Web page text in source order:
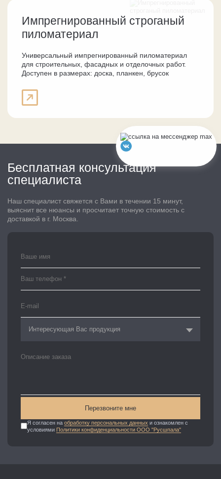
Импрегнированный строганый
пиломатериал
Универсальный импрегнированный пиломатериал
для строительных, фасадных и отделочных работ.
Доступен в размерах: доска, планкен, брусок
Бесплатная консультация
специалиста
Наш специалист свяжется с Вами в течении 15 минут,
выяснит все нюансы и просчитает точную стоимость с
доставкой в г. Москва.
Интересующая Вас продукция
Перезвоните мне
Я согласен на обработку персональных данных и ознакомлен с
условиями Политики конфиденциальности ООО "Русшпала"